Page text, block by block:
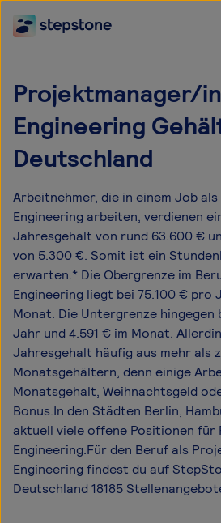
Projektmanager/in
Engineering
Deutschland
Arbeitnehmer, die in einem Job
Engineering arbeiten, verdienen
Jahresgehalt von rund 63.600 €
von 5.300 €. Somit ist ein
erwarten.* Die Obergrenze im
Engineering liegt bei 75.100 € pro
Monat. Die Untergrenze hingegen
Jahr und 4.591 € im Monat.
Jahresgehalt häufig aus mehr als
Monatsgehältern, denn einige
Monatsgehalt, Weihnachtsgeld
Bonus.In den Städten Berlin,
aktuell viele offene Positionen
Engineering.Für den Beruf als
Engineering findest du auf
Deutschland 18185